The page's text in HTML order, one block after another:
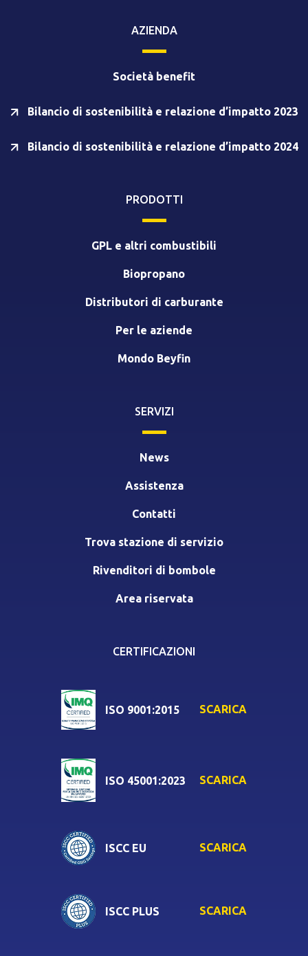
AZIENDA
Società benefit
Bilancio di sostenibilità e relazione d’impatto 2023
Bilancio di sostenibilità e relazione d’impatto 2024
PRODOTTI
GPL e altri combustibili
Biopropano
Distributori di carburante
Per le aziende
Mondo Beyfin
SERVIZI
News
Assistenza
Contatti
Trova stazione di servizio
Rivenditori di bombole
Area riservata
CERTIFICAZIONI
ISO 9001:2015 SCARICA
ISO 45001:2023 SCARICA
ISCC EU SCARICA
ISCC PLUS SCARICA